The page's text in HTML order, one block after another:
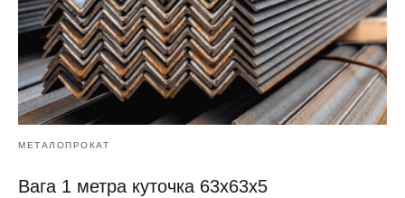
МЕТАЛОПРОКАТ
Вага 1 метра куточка 63х63х5